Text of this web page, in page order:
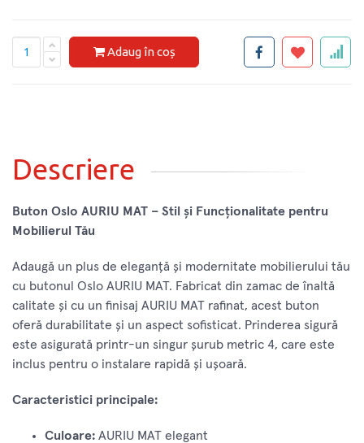
Adaug în coș
Descriere
Buton Oslo AURIU MAT – Stil și Funcționalitate pentru
Mobilierul Tău
Adaugă un plus de eleganță și modernitate mobilierului tău
cu butonul Oslo AURIU MAT. Fabricat din zamac de înaltă
calitate și cu un finisaj AURIU MAT rafinat, acest buton
oferă durabilitate și un aspect sofisticat. Prinderea sigură
este asigurată printr-un singur șurub metric 4, care este
inclus pentru o instalare rapidă și ușoară.
Caracteristici principale:
Culoare: AURIU MAT elegant